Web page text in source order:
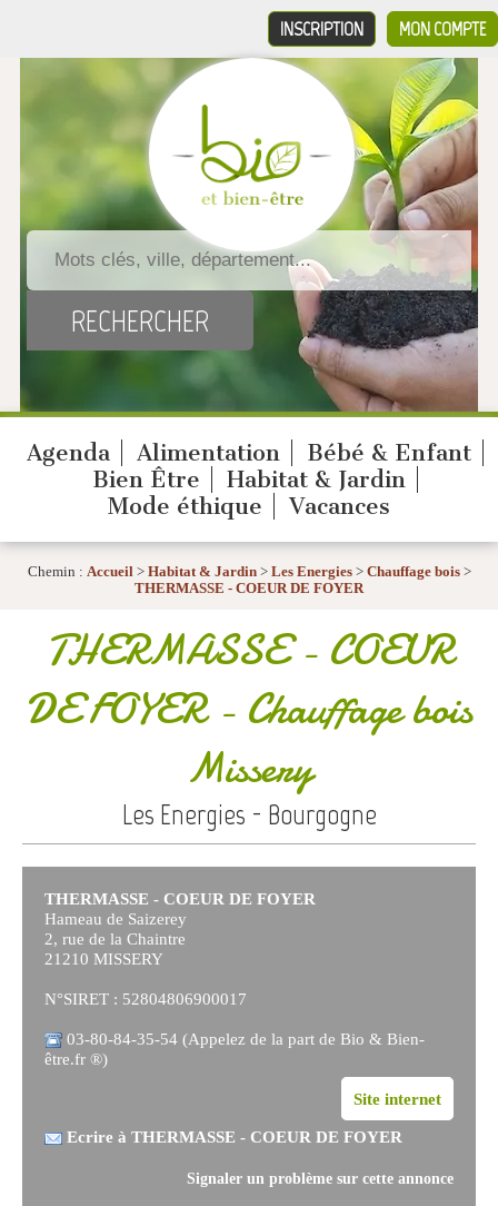
MON COMPTE
INSCRIPTION
Agenda Alimentation
Bébé & Enfant
Bien Être
Habitat & Jardin
Mode éthique
Vacances
Chemin : Accueil> Habitat & Jardin> Les Energies> Chauffage bois >
THERMASSE - COEUR DE FOYER
THERMASSE - COEUR
DE FOYER - Chauffage bois
Missery
Les Energies - Bourgogne
THERMASSE - COEUR DE FOYER
Hameau de Saizerey
2, rue de la Chaintre
21210 MISSERY
N°SIRET : 52804806900017
03-80-84-35-54 (Appelez de la part de Bio & Bien-
être.fr ®)
Site internet
Ecrire à THERMASSE - COEUR DE FOYER
Signaler un problème sur cette annonce